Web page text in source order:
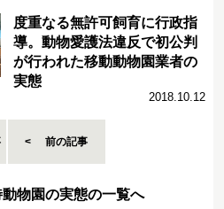
度重なる無許可飼育に行政指
導。動物愛護法違反で初公判
が行われた移動動物園業者の
実態
2018.10.12
前の記事
動物園の実態の一覧へ